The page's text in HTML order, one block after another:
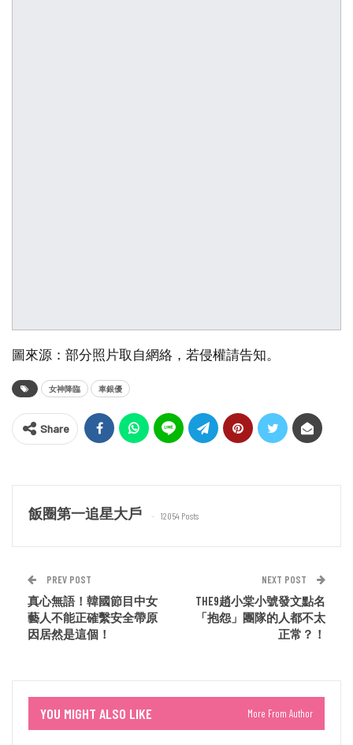
圖來源：部分照片取自網絡，若侵權請告知。
女神降臨 車銀優
Share
飯圈第一追星大戶 12054 Posts
PREV POST
真心無語！韓國節目中女
藝人不能正確繫安全帶原
因居然是這個！
NEXT POST
THE9趙小棠小號發文點名
「抱怨」團隊的人都不太
正常？！
YOU MIGHT ALSO LIKE More From Author